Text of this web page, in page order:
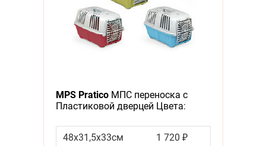
MPS PraticoМПС переноска с
Пластиковой дверцей Цвета:
(указывайте цвет в комментарии
к заказу)
48х31,5х33см 1 720 ₽